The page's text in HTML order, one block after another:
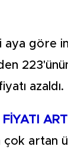
aya göre
azaldı.
çok artan